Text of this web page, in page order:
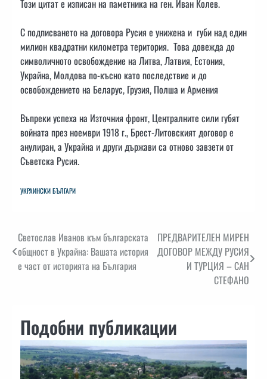
Този цитат е изписан на паметника на ген. Иван Колев.
С подписването на договора Русия е унижена и губи над един
милион квадратни километра територия. Това довежда до
символичното освобождение на Литва, Латвия, Естония,
Украйна, Молдова по-късно като последствие и до
освобождението на Беларус, Грузия, Полша и Армения
Въпреки успеха на Източния фронт, Централните сили губят
войната през ноември 1918 г., Брест-Литовският договор е
анулиран, а Украйна и други държави са отново завзети от
Съветска Русия.
УКРАИНСКИ БЪЛГАРИ
Навигация
Светослав Иванов към българската
общност в Украйна: Вашата история
е част от историята на България
ПРЕДВАРИТЕЛЕН МИРЕН
ДОГОВОР МЕЖДУ РУСИЯ
И ТУРЦИЯ – САН
СТЕФАНО
Подобни публикации